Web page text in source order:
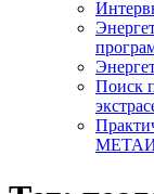
Поиск